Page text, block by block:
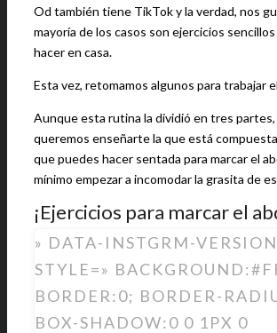
Od también tiene TikTok y la verdad, nos
mayoría de los casos son ejercicios
hacer en casa.
Esta vez, retomamos algunos para trabajar
Aunque esta rutina la dividió en tres
queremos enseñarte la que está
que puedes hacer sentada para marcar el
mínimo empezar a incomodar la grasita de
¡Ejercicios para marcar el
» DATA-INSTGRM-
STYLE=»
BORDER:0; BORDER-
BOX-SHADOW:0 0 1PX 0